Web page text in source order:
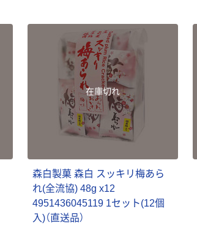
在庫切れ
森白製菓 森白 スッキリ梅あら
れ(全流協) 48g x12
4951436045119 1セット(12個
入)（直送品）